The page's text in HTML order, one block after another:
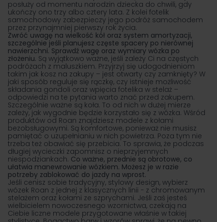
posłuży od momentu narodzin dziecka do chwili, gdy
ukończy ono trzy albo cztery lata. Z kolei fotelik
samochodowy zabezpieczy jego podróż samochodem
przez przynajmniej pierwszy rok życia.
Zwróć uwagę na wielkość kół oraz system amortyzacji,
szczególnie jeśli planujesz częste spacery po nierównej
nawierzchni. Sprawdź wagę oraz wymiary wózka po
złożeniu. Są wyjątkowo ważne, jeśli zależy Ci na częstych
podróżach z maluszkiem. Przyjrzyj się udogodnieniom
takim jak kosz na zakupy – jest otwarty czy zamknięty? W
jaki sposób reguluje się rączkę, czy istnieje możliwość
składania gondoli oraz wpięcia fotelika w stelaż –
odpowiedzi na te pytania warto znać przed zakupem.
Szczególnie ważne są koła. To od nich w dużej mierze
zależy, jak wygodnie będzie korzystało się z wózka. Wśród
produktów od Roan znajdziesz modele z kołami
bezobsługowymi. Są komfortowe, ponieważ nie musisz
pamiętać o uzupełnianiu w nich powietrza. Poza tym nie
trzeba też obawiać się przebicia. To sprawia, że podczas
długiej wycieczki zapomnisz o nieprzyjemnych
niespodziankach. Co ważne, przednie są obrotowe, co
ułatwia manewrowanie wózkiem. Możesz je w razie
potrzeby zablokować do jazdy na wprost.
Jeśli cenisz sobie tradycyjny, stylowy design, wybierz
wózek Roan z jednej z klasycznych linii − z chromowanym
stelażem oraz kołami ze szprychami. Jeśli zaś jesteś
wielbicielem nowoczesnego wzornictwa, czekają na
Ciebie liczne modele przygotowane właśnie w takiej